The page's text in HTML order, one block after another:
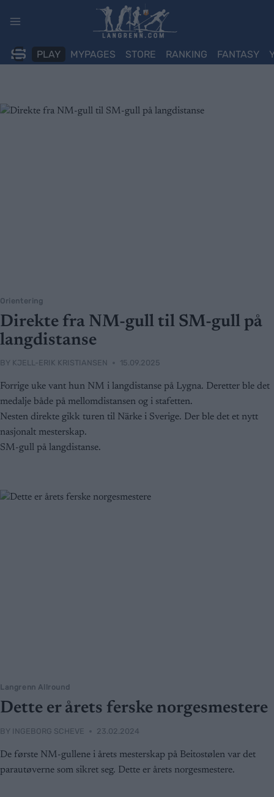
PLAY MYPAGES STORE RANKING FANTASY
Orientering
Direkte fra NM-gull til SM-gull på
langdistanse
BY KJELL-ERIK KRISTIANSEN 15.09.2025
Forrige uke vant hun NM i langdistanse på Lygna. Deretter ble det
medalje både på mellomdistansen og i stafetten.
Nesten direkte gikk turen til Närke i Sverige. Der ble det et nytt
nasjonalt mesterskap.
SM-gull på langdistanse.
Langrenn Allround
Dette er årets ferske norgesmestere
BY INGEBORG SCHEVE 23.02.2024
De første NM-gullene i årets mesterskap på Beitostølen var det
parautøverne som sikret seg. Dette er årets norgesmestere.